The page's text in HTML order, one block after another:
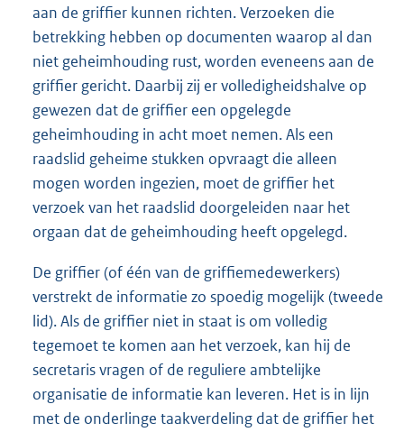
aan de griffier kunnen richten. Verzoeken die
betrekking hebben op documenten waarop al dan
niet geheimhouding rust, worden eveneens aan de
griffier gericht. Daarbij zij er volledigheidshalve op
gewezen dat de griffier een opgelegde
geheimhouding in acht moet nemen. Als een
raadslid geheime stukken opvraagt die alleen
mogen worden ingezien, moet de griffier het
verzoek van het raadslid doorgeleiden naar het
orgaan dat de geheimhouding heeft opgelegd.
De griffier (of één van de griffiemedewerkers)
verstrekt de informatie zo spoedig mogelijk (tweede
lid). Als de griffier niet in staat is om volledig
tegemoet te komen aan het verzoek, kan hij de
secretaris vragen of de reguliere ambtelijke
organisatie de informatie kan leveren. Het is in lijn
met de onderlinge taakverdeling dat de griffier het